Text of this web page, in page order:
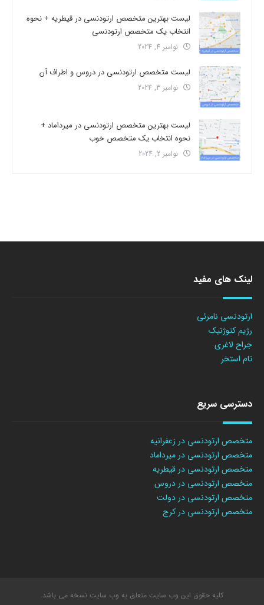
لیست بهترین متخصص ارتودنسی در قیطریه + نحوه
انتخاب یک متخصص ارتودنسی
نوامبر 4, 2024
لیست متخصص ارتودنسی در دروس و اطراف آن
نوامبر 3, 2024
لیست بهترین متخصص ارتودنسی در میرداماد +
نحوه انتخاب یک متخصص خوب
نوامبر 2, 2024
لینک های مفید
ارتودنسی نامرئی
رژیم کتوژنیک
جراح لاغری
تام استخر
دسترسی سریع
متخصص ارتودنسی در زعفرانیه
متخصص ارتودنسی در میرداماد
متخصص ارتودنسی در قیطریه
متخصص ارتودنسی در دروس
متخصص ارتودنسی در دولت
متخصص ارتودنسی در کرج
کلیه حقوق این وب سایت متعلق به وب سایت نسخه می باشد.